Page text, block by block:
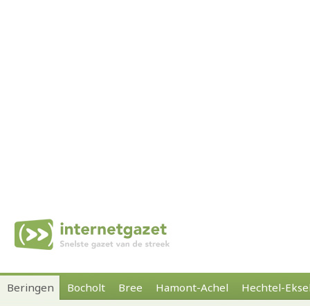
Beringen Bocholt Bree Hamont-Achel Hechtel-